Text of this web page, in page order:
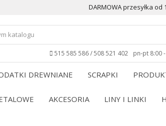
DARMOWA przesyłka od
515 585 586 / 508 521 402 pn-pt 8:00
DREWNIANE SCRAPKI
AKCESORIA LINY I LINKI